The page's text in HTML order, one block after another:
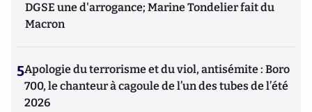
DGSE une d'arrogance; Marine Tondelier fait du
Macron
5Apologie du terrorisme et du viol, antisémite : Boro
700, le chanteur à cagoule de l’un des tubes de l’été
2026